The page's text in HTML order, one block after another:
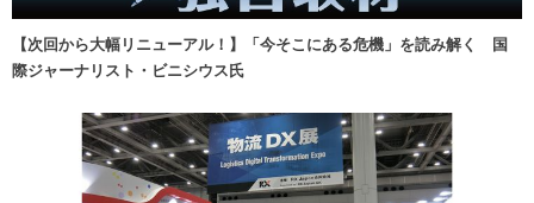
【次回から大幅リニューアル！】「今そこにある危機」を読み解く 国
際ジャーナリスト・ビニシウス氏